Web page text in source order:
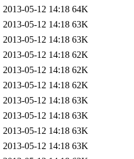
2013-05-12 14:18 64K
2013-05-12 14:18 63K
2013-05-12 14:18 63K
2013-05-12 14:18 62K
2013-05-12 14:18 62K
2013-05-12 14:18 62K
2013-05-12 14:18 63K
2013-05-12 14:18 63K
2013-05-12 14:18 63K
2013-05-12 14:18 63K